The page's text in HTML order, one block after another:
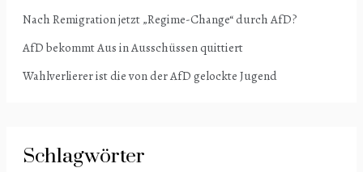
Nach Remigration jetzt „Regime-Change“ durch AfD?
AfD bekommt Aus in Ausschüssen quittiert
Wahlverlierer ist die von der AfD gelockte Jugend
Schlagwörter